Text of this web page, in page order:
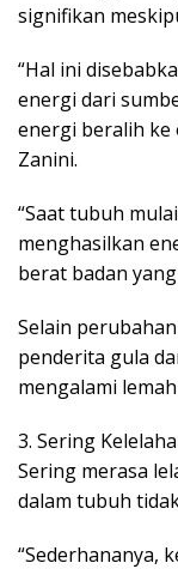
signifikan
“Hal ini
energi dari
energi beralih ke
Zanini.
“Saat tubuh
menghasilkan
berat badan
Selain
penderita gula
mengalami
3. Sering
Sering merasa
dalam tubuh
“Sederhananya,